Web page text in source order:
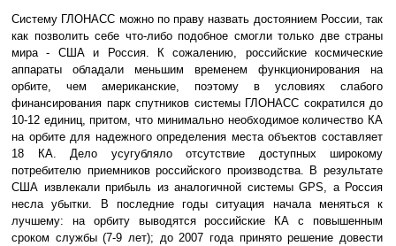
Систему ГЛОНАСС можно по праву назвать достоянием России, так
как позволить себе что-либо подобное смогли только две страны
мира - США и Россия. К сожалению, российские космические
аппараты обладали меньшим временем функционирования на
орбите, чем американские, поэтому в условиях слабого
финансирования парк спутников системы ГЛОНАСС сократился до
10-12 единиц, притом, что минимально необходимое количество КА
на орбите для надежного определения места объектов составляет
18 КА. Дело усугубляло отсутствие доступных широкому
потребителю приемников российского производства. В результате
США извлекали прибыль из аналогичной системы GPS, а Россия
несла убытки. В последние годы ситуация начала меняться к
лучшему: на орбиту выводятся российские КА с повышенным
сроком службы (7-9 лет); до 2007 года принято решение довести